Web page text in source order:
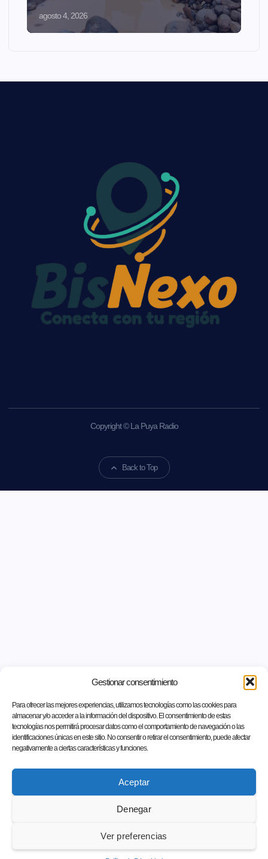
Gestionar consentimiento
Para ofrecer las mejores experiencias, utilizamos tecnologías como las cookies para
almacenar y/o acceder a la información del dispositivo. El consentimiento de estas
tecnologías nos permitirá procesar datos como el comportamiento de navegación o las
identificaciones únicas en este sitio. No consentir o retirar el consentimiento, puede afectar
negativamente a ciertas características y funciones.
Aceptar
Denegar
Ver preferencias
agosto 4, 2026
Copyright © La Puya Radio
Back to Top